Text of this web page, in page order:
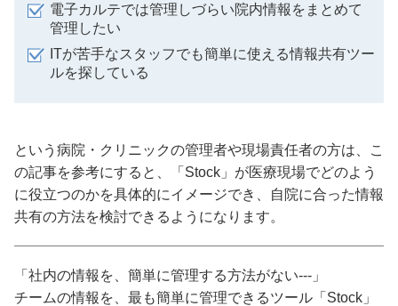
電子カルテでは管理しづらい院内情報をまとめて
管理したい
ITが苦手なスタッフでも簡単に使える情報共有ツー
ルを探している
という病院・クリニックの管理者や現場責任者の方は、こ
の記事を参考にすると、「Stock」が医療現場でどのよう
に役立つのかを具体的にイメージでき、自院に合った情報
共有の方法を検討できるようになります。
「社内の情報を、簡単に管理する方法がない---」
チームの情報を、最も簡単に管理できるツール「Stock」